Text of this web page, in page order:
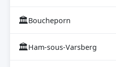
🏛Boucheporn
🏛Ham-sous-Varsberg